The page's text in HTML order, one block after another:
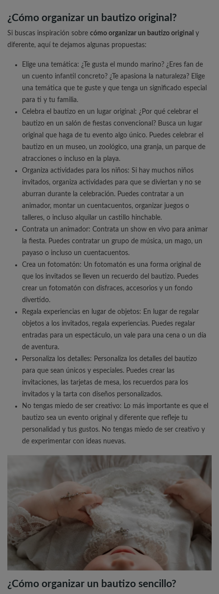
¿Cómo organizar un bautizo original?
Si buscas inspiración sobre cómo organizar un bautizo original y
diferente, aquí te dejamos algunas propuestas:
Elige una temática: ¿Te gusta el mundo marino? ¿Eres fan de
un cuento infantil concreto? ¿Te apasiona la naturaleza? Elige
una temática que te guste y que tenga un significado especial
para ti y tu familia.
Celebra el bautizo en un lugar original: ¿Por qué celebrar el
bautizo en un salón de fiestas convencional? Busca un lugar
original que haga de tu evento algo único. Puedes celebrar el
bautizo en un museo, un zoológico, una granja, un parque de
atracciones o incluso en la playa.
Organiza actividades para los niños: Si hay muchos niños
invitados, organiza actividades para que se diviertan y no se
aburran durante la celebración. Puedes contratar a un
animador, montar un cuentacuentos, organizar juegos o
talleres, o incluso alquilar un castillo hinchable.
Contrata un animador: Contrata un show en vivo para animar
la fiesta. Puedes contratar un grupo de música, un mago, un
payaso o incluso un cuentacuentos.
Crea un fotomatón: Un fotomatón es una forma original de
que los invitados se lleven un recuerdo del bautizo. Puedes
crear un fotomatón con disfraces, accesorios y un fondo
divertido.
Regala experiencias en lugar de objetos: En lugar de regalar
objetos a los invitados, regala experiencias. Puedes regalar
entradas para un espectáculo, un vale para una cena o un día
de aventura.
Personaliza los detalles: Personaliza los detalles del bautizo
para que sean únicos y especiales. Puedes crear las
invitaciones, las tarjetas de mesa, los recuerdos para los
invitados y la tarta con diseños personalizados.
No tengas miedo de ser creativo: Lo más importante es que el
bautizo sea un evento original y diferente que refleje tu
personalidad y tus gustos. No tengas miedo de ser creativo y
de experimentar con ideas nuevas.
¿Cómo organizar un bautizo sencillo?